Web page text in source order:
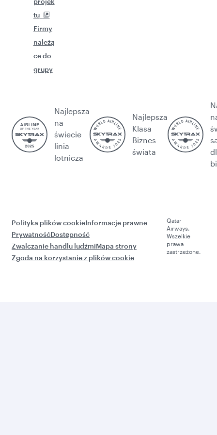
tu
Firmy
należą
ce do
grupy
Najlepsza
na
świecie
linia
lotnicza
Najlepsza
Klasa
Biznes
świata
Polityka plików cookieInformacje prawne
PrywatnośćDostępność
Zwalczanie handlu ludźmiMapa strony
Zgoda na korzystanie z plików cookie
Qatar
Airways.
Wszelkie
prawa
zastrzeżone.